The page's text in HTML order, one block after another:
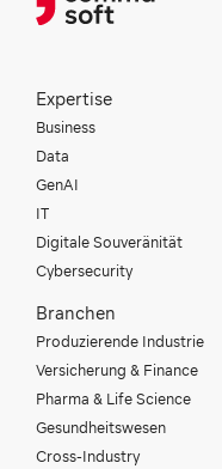
Expertise
Business
Data
GenAI
IT
Digitale Souveränität
Cybersecurity
Branchen
Produzierende Industrie
Versicherung & Finance
Pharma & Life Science
Gesundheitswesen
Cross-Industry